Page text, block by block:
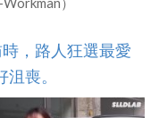
，路人狂選最愛
喪。